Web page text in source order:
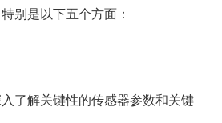
别是以下五个方面：
了解关键性的传感器参数和关键